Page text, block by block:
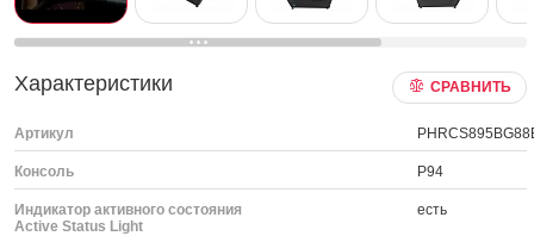
Характеристики СРАВНИТЬ
Артикул
Консоль P94
Индикатор активного состояния
Active Status Light
есть